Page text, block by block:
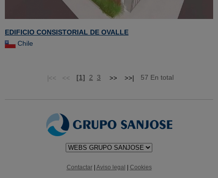
EDIFICIO CONSISTORIAL DE OVALLE
Chile
[1] 2 3 57 En total
Contactar| Aviso legal Cookies